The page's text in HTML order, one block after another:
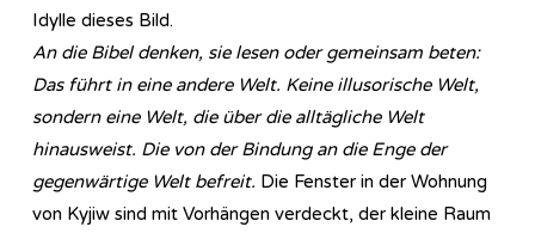
Idylle dieses Bild.
An die Bibel denken, sie lesen oder gemeinsam beten:
Das führt in eine andere Welt. Keine illusorische Welt,
sondern eine Welt, die über die alltägliche Welt
hinausweist. Die von der Bindung an die Enge der
gegenwärtige Welt befreit. Die Fenster in der Wohnung
von Kyjiw sind mit Vorhängen verdeckt, der kleine Raum